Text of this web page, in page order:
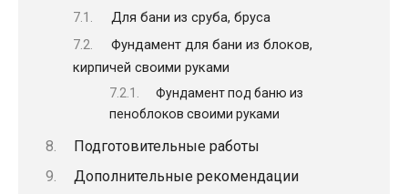
Для бани из сруба, бруса
Фундамент для бани из блоков,
кирпичей своими руками
Фундамент под баню из
пеноблоков своими руками
Подготовительные работы
Дополнительные рекомендации